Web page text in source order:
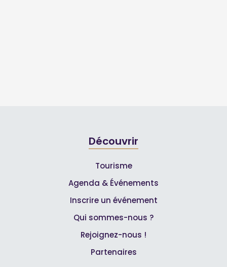
Découvrir
Tourisme
Agenda & Événements
Inscrire un événement
Qui sommes-nous ?
Rejoignez-nous !
Partenaires